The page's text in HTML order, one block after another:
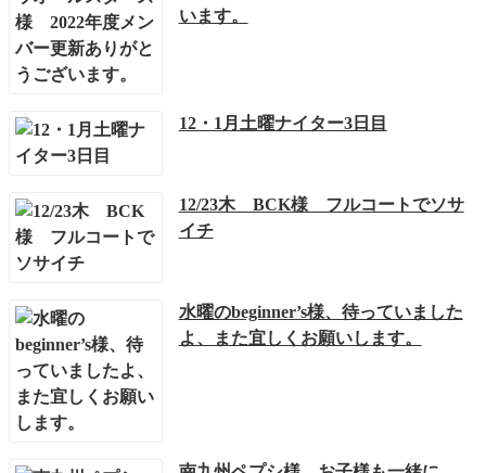
います。
12・1月土曜ナイター3日目
12/23木 BCK様 フルコートでソサ
イチ
水曜のbeginner’s様、待っていました
よ、また宜しくお願いします。